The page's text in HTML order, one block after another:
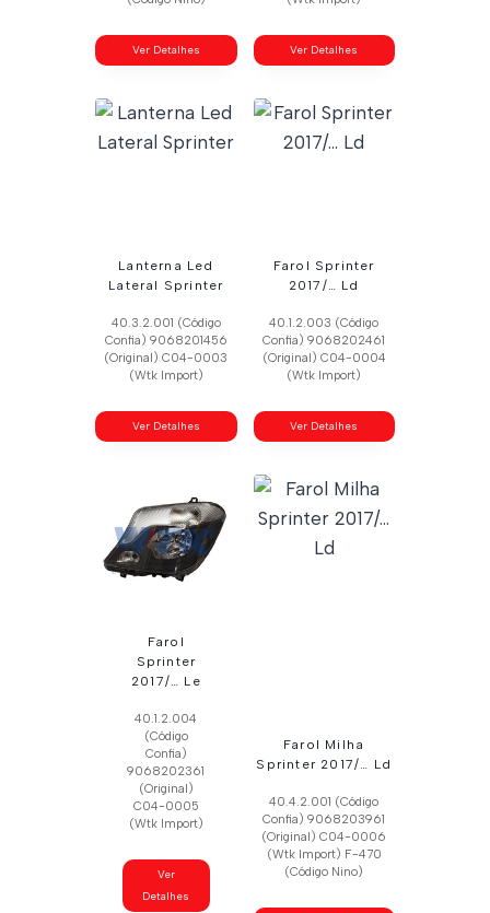
Ver Detalhes Ver Detalhes
Lanterna Led
Lateral Sprinter
40.3.2.001 (Código
Confia) 9068201456
(Original) C04-0003
(Wtk Import)
Ver Detalhes
Farol Sprinter
2017/… Ld
40.1.2.003 (Código
Confia) 9068202461
(Original) C04-0004
(Wtk Import)
Ver Detalhes
Farol
Sprinter
2017/… Le
40.1.2.004
(Código
Confia)
9068202361
(Original)
C04-0005
(Wtk Import)
Ver
Detalhes
Farol Milha
Sprinter 2017/… Ld
40.4.2.001 (Código
Confia) 9068203961
(Original) C04-0006
(Wtk Import) F-470
(Código Nino)